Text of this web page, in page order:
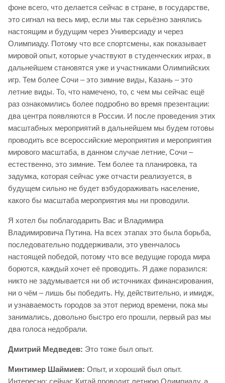
фоне всего, что делается сейчас в стране, в государстве,
это сигнал на весь мир, если мы так серьёзно занялись
настоящим и будущим через Универсиаду и через
Олимпиаду. Потому что все спортсмены, как показывает
мировой опыт, которые участвуют в студенческих играх, в
дальнейшем становятся уже и участниками Олимпийских
игр. Тем более Сочи – это зимние виды, Казань – это
летние виды. То, что намечено, то, с чем мы сейчас ещё
раз ознакомились более подробно во время презентации:
два центра появляются в России. И после проведения этих
масштабных мероприятий в дальнейшем мы будем готовы
проводить все всероссийские мероприятия и мероприятия
мирового масштаба, в данном случае летние, Сочи –
естественно, это зимние. Тем более та планировка, та
задумка, которая сейчас уже отчасти реализуется, в
будущем сильно не будет взбудораживать население,
какого бы масштаба мероприятия мы ни проводили.
Я хотел бы поблагодарить Вас и Владимира
Владимировича Путина. На всех этапах это была борьба,
последовательно поддерживали, это увенчалось
настоящей победой, потому что все ведущие города мира
борются, каждый хочет её проводить. Я даже поразился:
никто не задумывается ни об источниках финансирования,
ни о чём – лишь бы победить. Ну, действительно, и имидж,
и узнаваемость городов за этот период времени, пока мы
занимались, довольно быстро его прошли, первый раз мы
два голоса недобрали.
Дмитрий Медведев: Это тоже был опыт.
Минтимер Шаймиев: Опыт, и хороший был опыт.
Интересно: сейчас Китай проводит летнюю Олимпиаду, а